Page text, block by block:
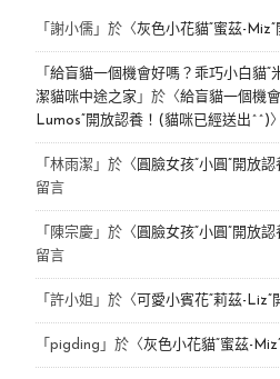
「 謝小儒」於〈灰色小花貓“蜜茲-Miz”
「 給盲貓一個機會好嗎？乖巧小白貓“
潔貓咪中途之家 」於〈給盲貓一個機
Lumos”開放認養！(貓咪已經送出^^)
「 林雨潔 」於〈 圓臉女孩“小圓”開放
留言
「 陳宗慶」於〈 圓臉女孩“小圓”開放
留言
「 許小姐 」於〈 可愛小賓花“莉茲-Liz”
「 pigding 」於〈灰色小花貓“蜜茲-